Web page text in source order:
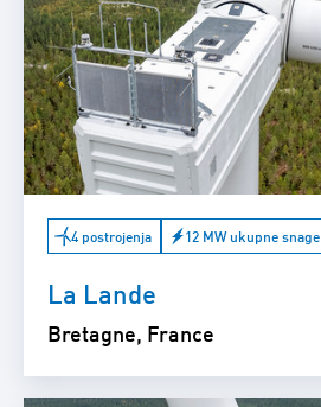
4 postrojenja 12 MW ukupne snage
La Lande
Bretagne, France